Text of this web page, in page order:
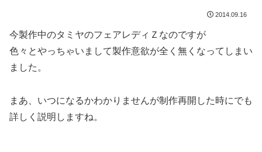
2014.09.16
今製作中のタミヤのフェアレディＺなのですが
色々とやっちゃいまして製作意欲が全く無くなってしまい
ました。
まあ、いつになるかわかりませんが制作再開した時にでも
詳しく説明しますね。